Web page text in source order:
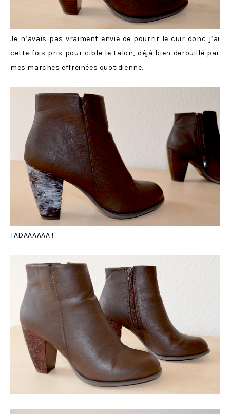
Je n’avais pas vraiment envie de pourrir le cuir donc j’ai
cette fois pris pour cible le talon, déjà bien derouillé par
mes marches effreinées quotidienne.
TADAAAAAA !